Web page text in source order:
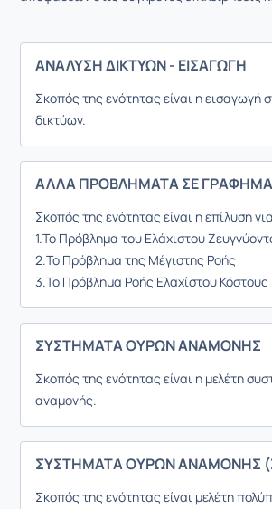
ΑΝΑΛΥΣΗ ΔΙΚΤΥΩΝ - ΕΙΣΑΓΩΓΗ
Σκοπός της ενότητας είναι η εισαγωγή
δικτύων.
ΑΛΛΑ ΠΡΟΒΛΗΜΑΤΑ ΣΕ
Σκοπός της ενότητας είναι η επίλυση
1.Το Πρόβλημα του Ελάχιστου
2.Το Πρόβλημα της Μέγιστης Ροής
3.Το Πρόβλημα Ροής Ελαχίστου Κόστους
ΣΥΣΤΗΜΑΤΑ ΟΥΡΩΝ ΑΝΑΜΟΝΗΣ
Σκοπός της ενότητας είναι η μελέτη
αναμονής.
ΣΥΣΤΗΜΑΤΑ ΟΥΡΩΝ ΑΝΑΜΟΝΗΣ
Σκοπός της ενότητας είναι μελέτη